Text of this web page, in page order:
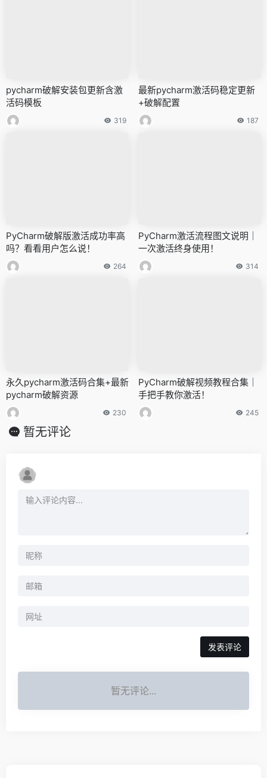
pycharm破解安装包更新含激
活码模板
319
最新pycharm激活码稳定更新
+破解配置
187
PyCharm破解版激活成功率高
吗？看看用户怎么说！
264
PyCharm激活流程图文说明｜
一次激活终身使用！
314
永久pycharm激活码合集+最新
pycharm破解资源
230
PyCharm破解视频教程合集｜
手把手教你激活！
245
暂无评论
暂无评论...